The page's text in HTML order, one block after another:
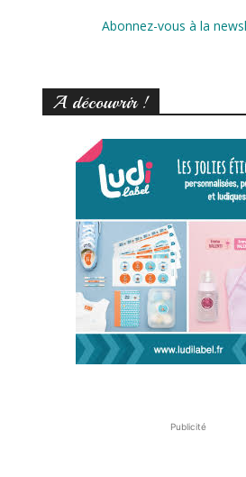
Abonnez-vous à la
A découvrir !
Publicité